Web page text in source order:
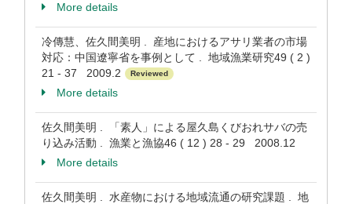
More details
冷傳慧、佐久間美明 . 産地におけるアサリ業者の市場
対応：中国遼寧省を事例として . 地域漁業研究49 ( 2 )
21 - 37 2009.2
Reviewed
More details
佐久間美明 . 「素人」による屋久島くびおれサバの売
り込み活動 . 漁業と漁協46 ( 12 ) 28 - 29 2008.12
More details
佐久間美明 . 水産物における地域流通の研究課題 . 地